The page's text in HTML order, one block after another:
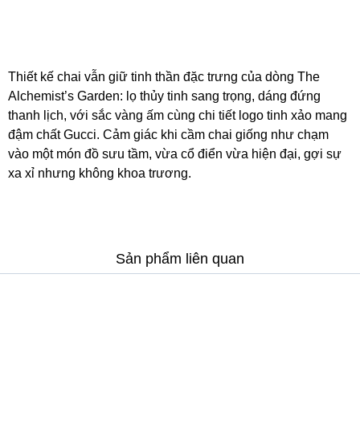
Thiết kế chai vẫn giữ tinh thần đặc trưng của dòng The
Alchemist’s Garden: lọ thủy tinh sang trọng, dáng đứng
thanh lịch, với sắc vàng ấm cùng chi tiết logo tinh xảo mang
đậm chất Gucci. Cảm giác khi cầm chai giống như chạm
vào một món đồ sưu tầm, vừa cổ điển vừa hiện đại, gợi sự
xa xỉ nhưng không khoa trương.
Sản phẩm liên quan